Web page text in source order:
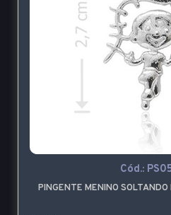
Cód.:
PINGENTE MENINO